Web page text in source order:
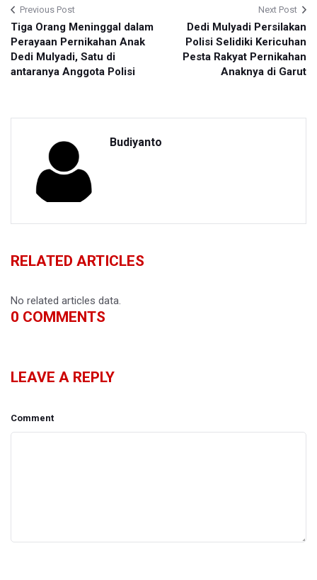
Previous Post
Tiga Orang Meninggal dalam
Perayaan Pernikahan Anak
Dedi Mulyadi, Satu di
antaranya Anggota Polisi
Next Post
Dedi Mulyadi Persilakan
Polisi Selidiki Kericuhan
Pesta Rakyat Pernikahan
Anaknya di Garut
Budiyanto
RELATED ARTICLES
No related articles data.
0 COMMENTS
LEAVE A REPLY
Comment